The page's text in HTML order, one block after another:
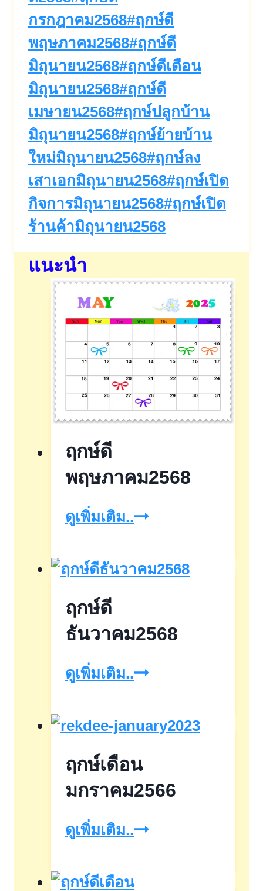
กรกฎาคม2568#ฤกษ์ดี
พฤษภาคม2568#ฤกษ์ดี
มิถุนายน2568#ฤกษ์ดีเดือน
มิถุนายน2568#ฤกษ์ดี
เมษายน2568#ฤกษ์ปลูกบ้าน
มิถุนายน2568#ฤกษ์ย้ายบ้าน
ใหม่มิถุนายน2568#ฤกษ์ลง
เสาเอกมิถุนายน2568#ฤกษ์เปิด
กิจการมิถุนายน2568#ฤกษ์เปิด
ร้านค้ามิถุนายน2568
แนะนำ
ฤกษ์ดี
พฤษภาคม2568
ดูเพิ่มเติม..ฤกษ์
พฤษภาคม2568
ฤกษ์ดี
ธันวาคม2568
ดูเพิ่มเติม..ฤกษ์
ธันวาคม2568
ฤกษ์เดือน
มกราคม2566
ดูเพิ่มเติม..ฤกษ์